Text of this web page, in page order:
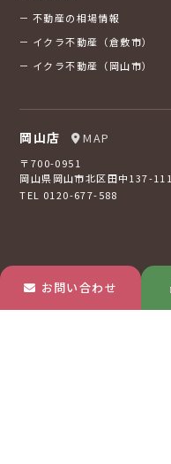
お問い合わせ
不動産の相場情報
イクラ不動産（倉敷市）
イクラ不動産（岡山市）
岡山店 MAP
〒700-0951
岡山県岡山市北区田中137-111
TEL 0120-677-588